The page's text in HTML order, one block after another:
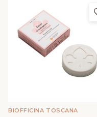
BIOFFICINA TOSCANA